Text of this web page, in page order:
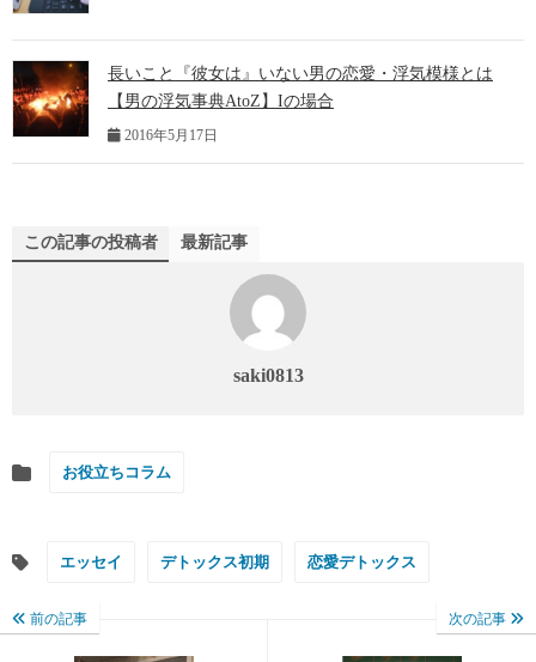
長いこと『彼女は』いない男の恋愛・浮気模様とは
【男の浮気事典AtoZ】Iの場合
2016年5月17日
この記事の投稿者 最新記事
saki0813
お役立ちコラム
エッセイ デトックス初期 恋愛デトックス
前の記事 次の記事